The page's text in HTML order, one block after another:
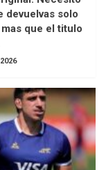
devuelvas solo
que el titulo